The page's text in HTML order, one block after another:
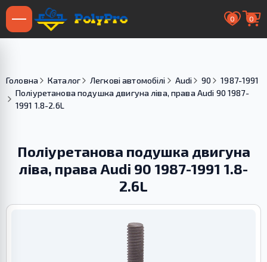
0 0
Головна Каталог Легкові автомобілі Audi 90
1987-1991
Поліуретанова подушка двигуна ліва, права Audi 90 1987-
1991 1.8-2.6L
Поліуретанова подушка двигуна
ліва, права Audi 90 1987-1991 1.8-
2.6L